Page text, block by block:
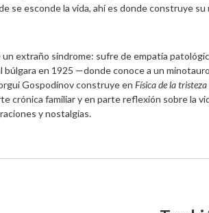
se esconde la vida, ahí es donde construye su
extraño síndrome: sufre de empatía
búlgara en 1925 —donde conoce a un
Gospodínov construye en Física de la tristeza
crónica familiar y en parte reflexión sobre la
y nostalgias.